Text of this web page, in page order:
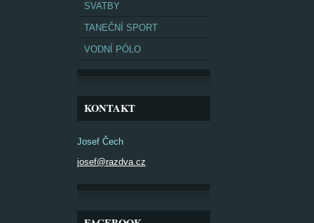
SVATBY
TANEČNÍ SPORT
VODNÍ PÓLO
KONTAKT
Josef Čech
josef@razdva.cz